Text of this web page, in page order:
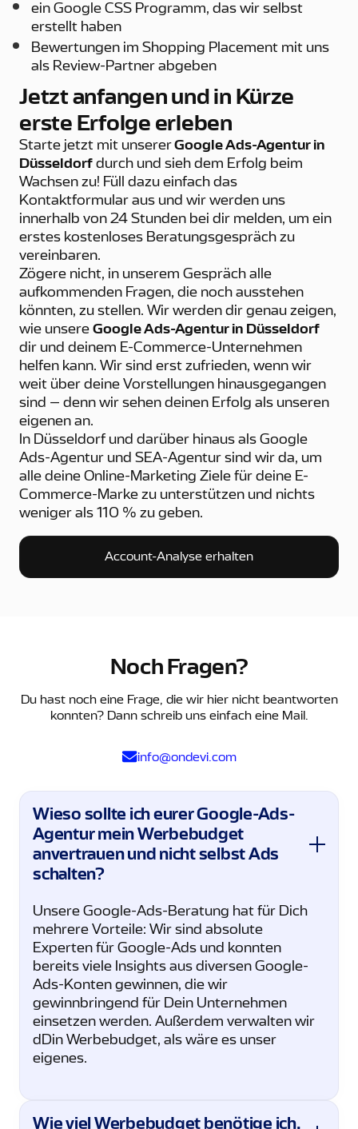
ein Google CSS Programm, das wir selbst
erstellt haben
Bewertungen im Shopping Placement mit uns
als Review-Partner abgeben
Jetzt anfangen und in Kürze
erste Erfolge erleben
Starte jetzt mit unsererGoogle Ads-Agentur in
Düsseldorf durch und sieh dem Erfolg beim
Wachsen zu! Füll dazu einfach das
Kontaktformular aus und wir werden uns
innerhalb von 24 Stunden bei dir melden, um ein
erstes kostenloses Beratungsgespräch zu
vereinbaren.
Zögere nicht, in unserem Gespräch alle
aufkommenden Fragen, die noch ausstehen
könnten, zu stellen. Wir werden dir genau zeigen,
wie unsere Google Ads-Agentur in Düsseldorf
dir und deinem E-Commerce-Unternehmen
helfen kann. Wir sind erst zufrieden, wenn wir
weit über deine Vorstellungen hinausgegangen
sind – denn wir sehen deinen Erfolg als unseren
eigenen an.
In Düsseldorf und darüber hinaus als Google
Ads-Agentur und SEA-Agentur sind wir da, um
alle deine Online-Marketing Ziele für deine E-
Commerce-Marke zu unterstützen und nichts
weniger als 110 % zu geben.
Account-Analyse erhalten
Noch Fragen?
Du hast noch eine Frage, die wir hier nicht beantworten
konnten? Dann schreib uns einfach eine Mail.
info@ondevi.com
Wieso sollte ich eurer Google-Ads-
Agentur mein Werbebudget
anvertrauen und nicht selbst Ads
schalten?
Unsere Google-Ads-Beratung hat für Dich
mehrere Vorteile: Wir sind absolute
Experten für Google-Ads und konnten
bereits viele Insights aus diversen Google-
Ads-Konten gewinnen, die wir
gewinnbringend für Dein Unternehmen
einsetzen werden. Außerdem verwalten wir
dDin Werbebudget, als wäre es unser
eigenes.
Wie viel Werbebudget benötige ich,